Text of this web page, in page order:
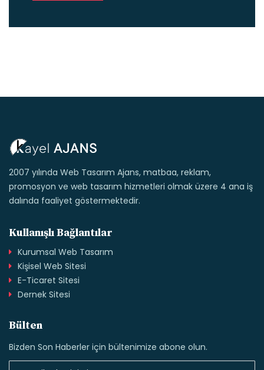
2007 yılında Web Tasarım Ajans, matbaa, reklam,
promosyon ve web tasarım hizmetleri olmak üzere 4 ana iş
dalında faaliyet göstermektedir.
Kullanışlı Bağlantılar
Kurumsal Web Tasarım
Kişisel Web Sitesi
E-Ticaret Sitesi
Dernek Sitesi
Bülten
Bizden Son Haberler için bültenimize abone olun.